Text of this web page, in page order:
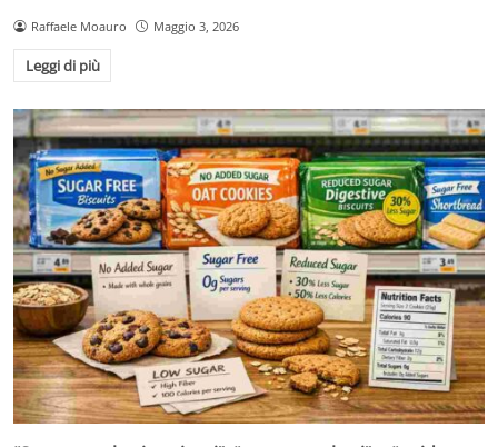
Raffaele Moauro Maggio 3, 2026
Leggi di più